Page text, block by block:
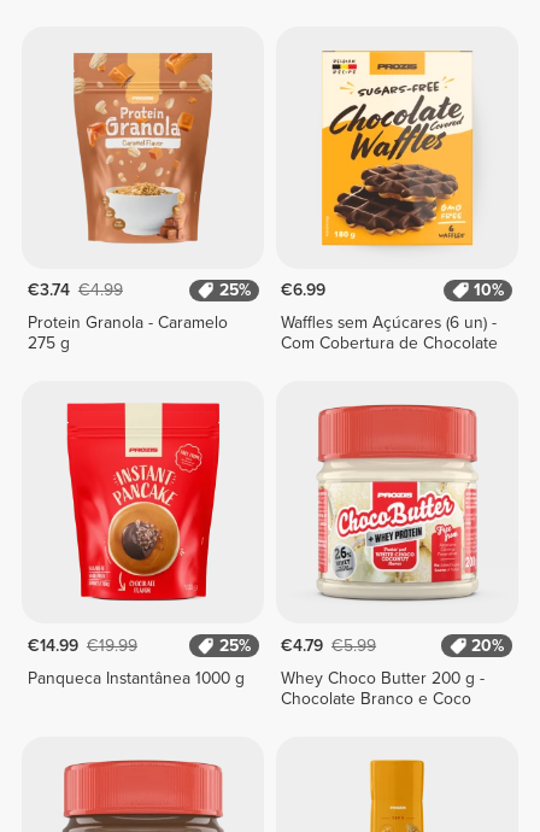
€3.74 €4.99
25%
Protein Granola - Caramelo
275 g
€6.99
10%
Waffles sem Açúcares (6 un) -
Com Cobertura de Chocolate
€14.99 €19.99
25%
Panqueca Instantânea 1000 g
€4.79 €5.99
20%
Whey Choco Butter 200 g -
Chocolate Branco e Coco